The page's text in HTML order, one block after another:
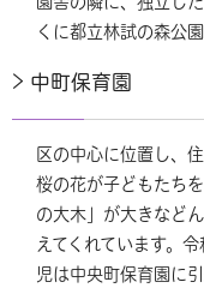
くに都立林試の森公園
中町保育園
区の中心に位置し、
桜の花が子どもたち
の大木」が大きなど
えてくれています。
児は中央町保育園に引